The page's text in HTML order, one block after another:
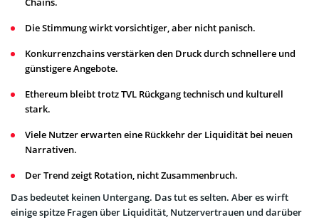
Die Stimmung wirkt vorsichtiger, aber nicht panisch.
Konkurrenzchains verstärken den Druck durch schnellere und
günstigere Angebote.
Ethereum bleibt trotz TVL Rückgang technisch und kulturell
stark.
Viele Nutzer erwarten eine Rückkehr der Liquidität bei neuen
Narrativen.
Der Trend zeigt Rotation, nicht Zusammenbruch.
Das bedeutet keinen Untergang. Das tut es selten. Aber es wirft
einige spitze Fragen über Liquidität, Nutzervertrauen und darüber